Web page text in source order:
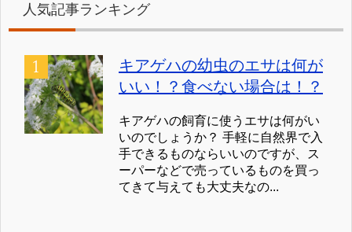
人気記事ランキング
キアゲハの幼虫のエサは何が
いい！？食べない場合は！？
キアゲハの飼育に使うエサは何がい
いのでしょうか？ 手軽に自然界で入
手できるものならいいのですが、ス
ーパーなどで売っているものを買っ
てきて与えても大丈夫なの...